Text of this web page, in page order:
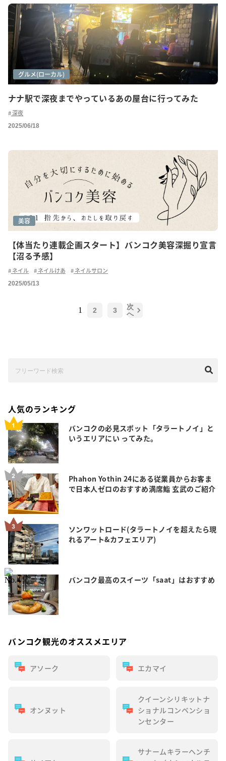
ナナ駅で深夜までやっているあの屋台に行ってみた
グルメ
グルメ(ローカル)
深夜
2025/06/18
【体当たり連載企画スタート】バンコク美容深掘り宣言
【沼る予感】
美容
ネイル ネイルけあ ネイルサロン
2025/05/13
1 2 3
次
へ
人気のランキング
バンコクの必見スポット「タラートノイ」と
いうエリアにい ってみた。
Phahon Yothin 24にある従業員からお客ま
で日本人ゼロのおすすめ満席鮨 玄武のご紹介
ソンワットロード(タラートノイを超えたら現
れるアート&カフェエリア)
バンコク最高のスイーツ「saat」はおすすめ
バンコク観光のオススメエリア
アソーク エカマイ
オンヌット
クイーンシリキットナ
ショナルコンベンショ
ンセンター
サナームキラーヘンチ